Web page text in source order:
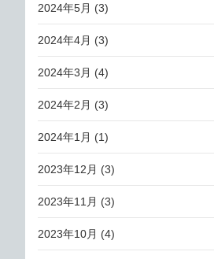
2024年5月 (3)
2024年4月 (3)
2024年3月 (4)
2024年2月 (3)
2024年1月 (1)
2023年12月 (3)
2023年11月 (3)
2023年10月 (4)